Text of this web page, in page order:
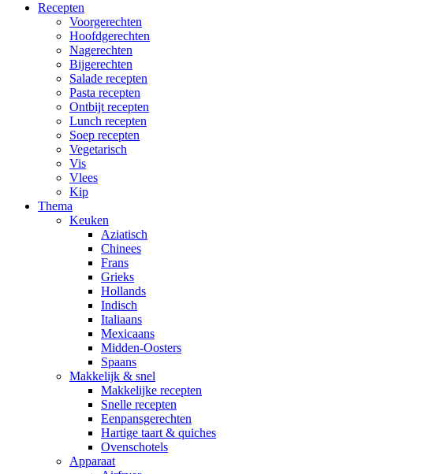
Recepten
Voorgerechten
Hoofdgerechten
Nagerechten
Bijgerechten
Salade recepten
Pasta recepten
Ontbijt recepten
Lunch recepten
Soep recepten
Vegetarisch
Vis
Vlees
Kip
Thema
Keuken
Aziatisch
Chinees
Frans
Grieks
Hollands
Indisch
Italiaans
Mexicaans
Midden-Oosters
Spaans
Makkelijk & snel
Makkelijke recepten
Snelle recepten
Eenpansgerechten
Hartige taart & quiches
Ovenschotels
Apparaat